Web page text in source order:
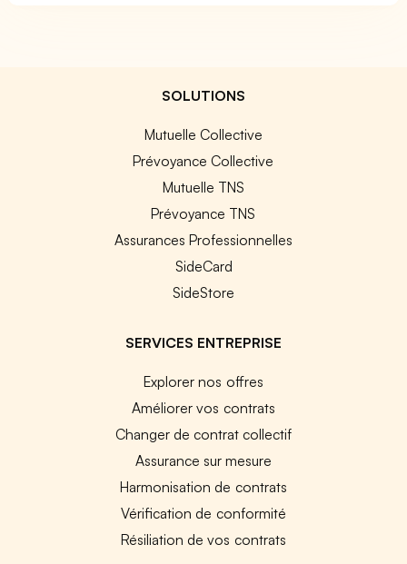
SOLUTIONS
Mutuelle Collective
Prévoyance Collective
Mutuelle TNS
Prévoyance TNS
Assurances Professionnelles
SideCard
SideStore
SERVICES ENTREPRISE
Explorer nos offres
Améliorer vos contrats
Changer de contrat collectif
Assurance sur mesure
Harmonisation de contrats
Vérification de conformité
Résiliation de vos contrats